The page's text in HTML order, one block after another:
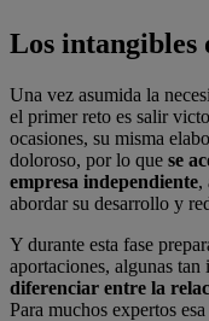
Los
Una vez asumida la
el primer reto es salir
ocasiones, su misma
doloroso, por lo que se
empresa independiente,
abordar su desarrollo y
Y durante esta fase
aportaciones, algunas
diferenciar entre la
Para muchos expertos